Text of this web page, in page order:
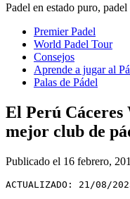
Padel en estado puro,
Premier Padel
World Padel Tour
Consejos
Aprende a jugar al
Palas de Pádel
El Perú Cáceres
mejor club de
Publicado el 16 febrero,
ACTUALIZADO: 21/08/